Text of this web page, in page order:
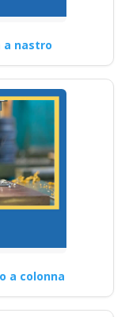
a nastro
a colonna